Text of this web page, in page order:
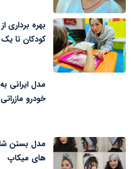
بهره برداری
کودکان تا یک
مدل ایرانی
خودرو
مدل بستن
های میکاپ